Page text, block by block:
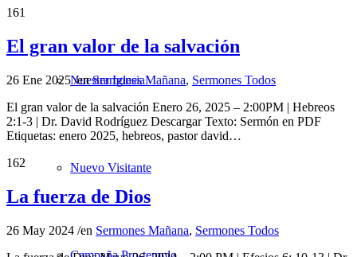
Nuestra Iglesia
Nuevo Visitante
161
El gran valor de la salvación
26 Ene 2025/enSermones Mañana, Sermones Todos
El gran valor de la salvación Enero 26, 2025 – 2:00PM | Hebreos
2:1-3 | Dr. David Rodríguez Descargar Texto: Sermón en PDF
Etiquetas: enero 2025, hebreos, pastor david…
162
La fuerza de Dios
26 May 2024 /en Sermones Mañana, Sermones Todos